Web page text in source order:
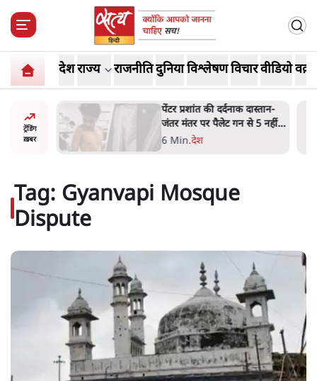
देशराज्य राजनीतिदुनियाविश्लेषणविचारवीडियो
ट्रेंडिंग
ख़बर
पर मोदी-
पेंटर प्रशांत की दर्दनाक दास्तान-
जंतर मंतर पर पैलेट गन से 5 नहीं,
6 लोग घायल हुए
6 Min.देश
Tag: Gyanvapi Mosque
Dispute